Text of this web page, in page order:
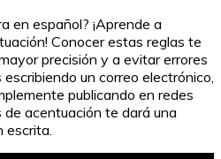
en español? ¡Aprende a
Conocer estas reglas te
precisión y a evitar errores
un correo electrónico,
publicando en redes
de acentuación te dará una
escrita.